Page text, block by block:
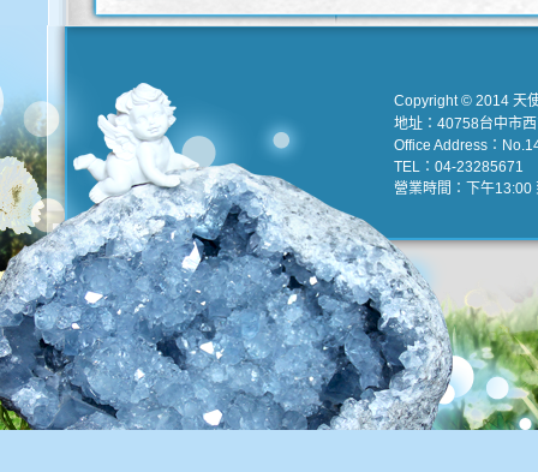
Copyright © 2014 天
地址：40758台中市
Office Address：
TEL：04-23285671
營業時間：下午13:00